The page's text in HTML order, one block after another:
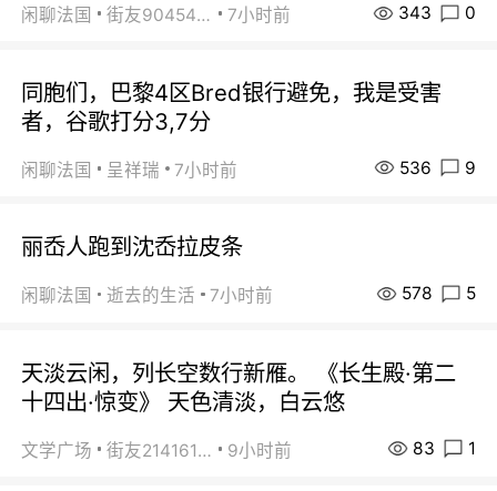
闲聊法国 街友90454511 7小时前 343 0
同胞们，巴黎4区Bred银行避免，我是受害
者，谷歌打分3,7分
闲聊法国 呈祥瑞 7小时前 536 9
丽岙人跑到沈岙拉皮条
闲聊法国 逝去的生活 7小时前 578 5
天淡云闲，列长空数行新雁。 《长生殿·第二
十四出·惊变》 天色清淡，白云悠
文学广场 街友21416156 9小时前 83 1